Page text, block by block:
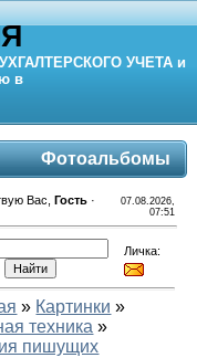
УЧЕТА и
в
Фотоальбомы
Вас ,Гость ·
07.08.2026,
07:51
Личка:
» Картинки »
техника »
пишущих